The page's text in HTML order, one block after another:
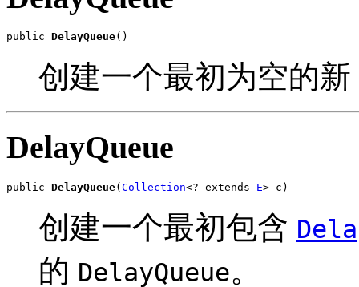
public DelayQueue()
创建一个最初为空的新
DelayQueue
public DelayQueue(Collection<? extends E> c)
创建一个最初包含
的 DelayQueue。